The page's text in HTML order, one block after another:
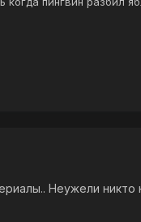
Неужели никто